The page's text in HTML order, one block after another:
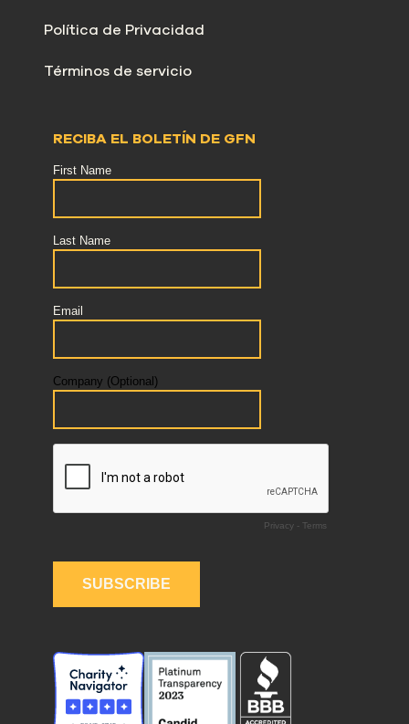
Política de Privacidad
Términos de servicio
RECIBA EL BOLETÍN DE GFN